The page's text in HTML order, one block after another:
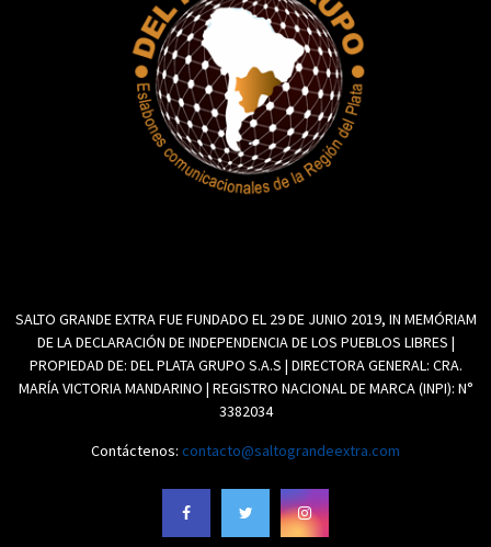
SALTO GRANDE EXTRA FUE FUNDADO EL 29 DE JUNIO 2019, IN MEMÓRIAM
DE LA DECLARACIÓN DE INDEPENDENCIA DE LOS PUEBLOS LIBRES |
PROPIEDAD DE: DEL PLATA GRUPO S.A.S | DIRECTORA GENERAL: CRA.
MARÍA VICTORIA MANDARINO | REGISTRO NACIONAL DE MARCA (INPI): N°
3382034
Contáctenos: contacto@saltograndeextra.com